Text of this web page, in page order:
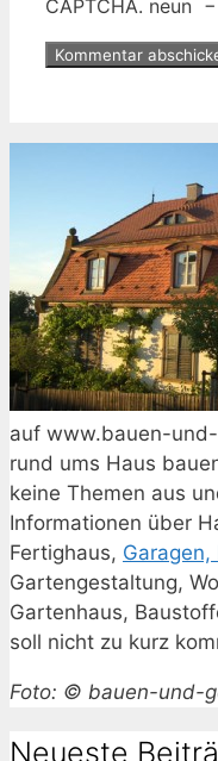
CAPTCHA. neun −
auf www.bauen-
rund ums Haus
keine Themen aus
Informationen über
Fertighaus, Garagen,
Gartengestaltung,
Gartenhaus,
soll nicht zu kurz
Foto: © bauen-und-
Neueste